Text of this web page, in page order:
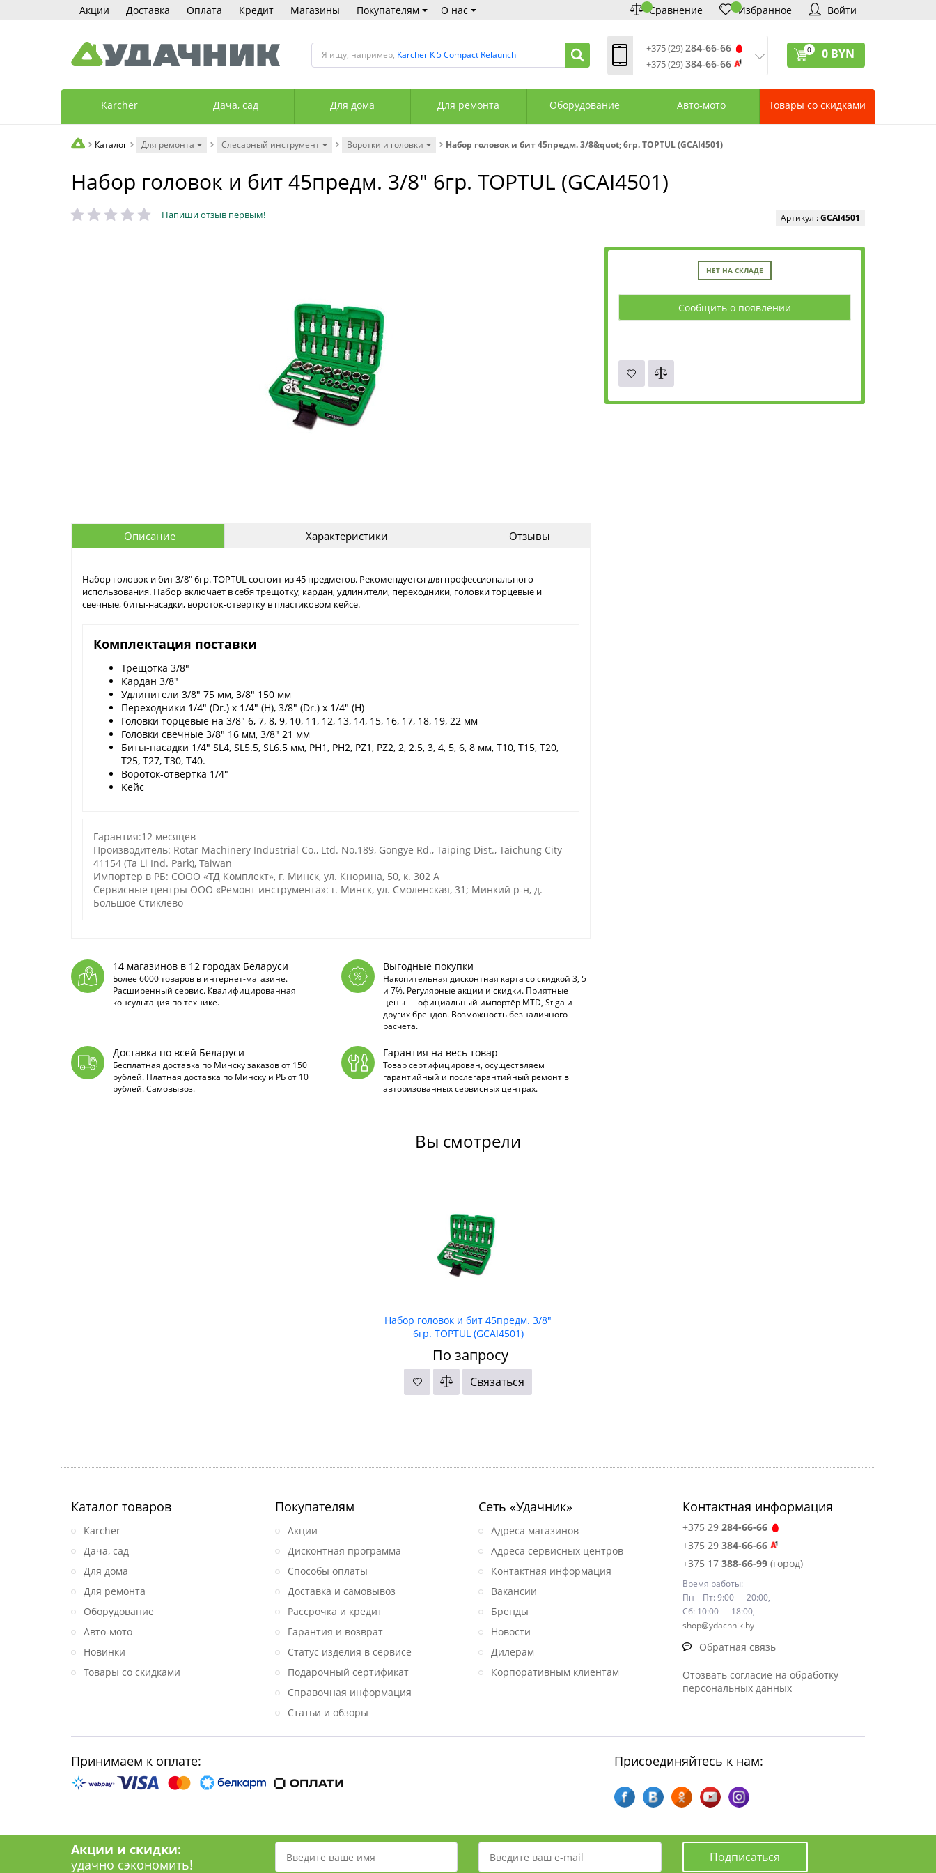
Акции Доставка Оплата Кредит Магазины Покупателям О нас Сравнение Избранное Войти
Я ищу, например, Karcher K 5 Compact Relaunch +375 (29)284-66-66
+375 (29)384-66-66
Сб: 10:00—18:00
+375 (17) 388-66-33
Магазины «Удачник»
Адреса СЦ «Удачник»
0 0 BYN
Karcher Дача, сад Для дома Для ремонта Оборудование Авто-мото Товары со скидками
Каталог Для ремонта Слесарный инструмент Воротки и головки Набор головок и бит 45предм. 3/8&quot; 6гр. TOPTUL (GCAI4501)
Набор головок и бит 45предм. 3/8" 6гр. TOPTUL (GCAI4501)
Напиши отзыв первым! Артикул :GCAI4501
НЕТ НА СКЛАДЕ
Сообщить о появлении
Описание Характеристики Отзывы
Набор головок и бит 3/8" 6гр. TOPTUL состоит из 45 предметов. Рекомендуется для профессионального
использования. Набор включает в себя трещотку, кардан, удлинители, переходники, головки торцевые и
свечные, биты-насадки, вороток-отвертку в пластиковом кейсе.
Комплектация поставки
Трещотка 3/8"
Кардан 3/8"
Удлинители 3/8" 75 мм, 3/8" 150 мм
Переходники 1/4" (Dr.) x 1/4" (H), 3/8" (Dr.) x 1/4" (H)
Головки торцевые на 3/8" 6, 7, 8, 9, 10, 11, 12, 13, 14, 15, 16, 17, 18, 19, 22 мм
Головки свечные 3/8" 16 мм, 3/8" 21 мм
Биты-насадки 1/4" SL4, SL5.5, SL6.5 мм, PH1, PH2, PZ1, PZ2, 2, 2.5, 3, 4, 5, 6, 8 мм, T10, T15, T20,
T25, T27, T30, T40.
Вороток-отвертка 1/4"
Кейс
Гарантия:12 месяцев
Производитель: Rotar Machinery Industrial Co., Ltd. No.189, Gongye Rd., Taiping Dist., Taichung City
41154 (Ta Li Ind. Park), Taiwan
Импортер в РБ: СООО «ТД Комплект», г. Минск, ул. Кнорина, 50, к. 302 А
Сервисные центры ООО «Ремонт инструмента»: г. Минск, ул. Смоленская, 31; Минкий р-н, д.
Большое Стиклево
14 магазинов в 12 городах Беларуси
Более 6000 товаров в интернет-магазине.
Расширенный сервис. Квалифицированная
консультация по технике.
Выгодные покупки
Накопительная дисконтная карта со скидкой 3, 5
и 7%. Регулярные акции и скидки. Приятные
цены — официальный импортёр MTD, Stiga и
других брендов. Возможность безналичного
расчета.
Доставка по всей Беларуси
Бесплатная доставка по Минску заказов от 150
рублей. Платная доставка по Минску и РБ от 10
рублей. Самовывоз.
Гарантия на весь товар
Товар сертифицирован, осуществляем
гарантийный и послегарантийный ремонт в
авторизованных сервисных центрах.
Вы смотрели
Набор головок и бит 45предм. 3/8"
6гр. TOPTUL (GCAI4501)
По запросу
Связаться
Каталог товаров
Karcher
Дача, сад
Для дома
Для ремонта
Оборудование
Авто-мото
Новинки
Товары со скидками
Покупателям
Акции
Дисконтная программа
Способы оплаты
Доставка и самовывоз
Рассрочка и кредит
Гарантия и возврат
Статус изделия в сервисе
Подарочный сертификат
Справочная информация
Статьи и обзоры
Сеть «Удачник»
Адреса магазинов
Адреса сервисных центров
Контактная информация
Вакансии
Бренды
Новости
Дилерам
Корпоративным клиентам
Контактная информация
+375 29 284-66-66
+375 29 384-66-66
+375 17 388-66-99(город)
Время работы:
Пн – Пт: 9:00 — 20:00,
Сб: 10:00 — 18:00,
shop@ydachnik.by
Обратная связь
Отозвать согласие на обработку
персональных данных
Принимаем к оплате: Присоединяйтесь к нам:
Акции и скидки:
удачно сэкономить!
Подписаться